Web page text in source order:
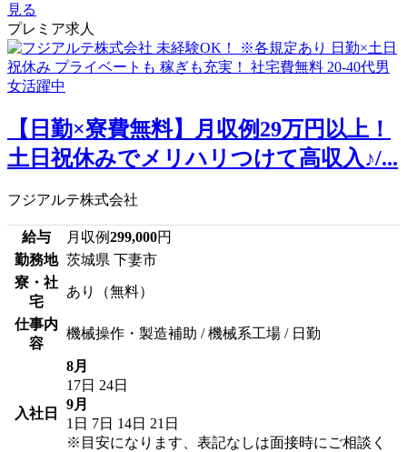
見る
プレミア求人
【日勤×寮費無料】月収例29万円以上！
土日祝休みでメリハリつけて高収入♪/...
フジアルテ株式会社
給与 月収例299,000円
勤務地 茨城県 下妻市
寮・社
宅
あり（無料）
仕事内
容
機械操作・製造補助 / 機械系工場 / 日勤
入社日
8月
17日 24日
9月
1日 7日 14日 21日
※目安になります、表記なしは面接時にご相談く